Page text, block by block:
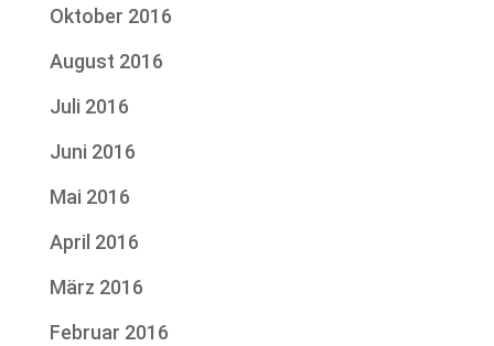
Oktober 2016
August 2016
Juli 2016
Juni 2016
Mai 2016
April 2016
März 2016
Februar 2016